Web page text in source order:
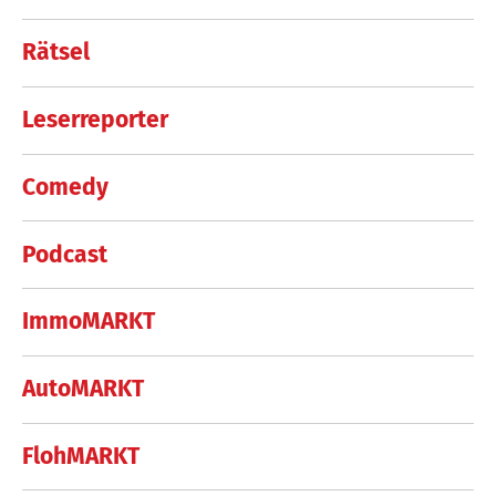
Rätsel
Leserreporter
Comedy
Podcast
ImmoMARKT
AutoMARKT
FlohMARKT